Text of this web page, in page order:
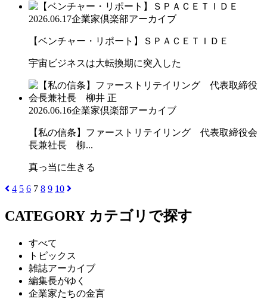
2026.06.17企業家倶楽部アーカイブ
【ベンチャー・リポート】ＳＰＡＣＥＴＩＤＥ
宇宙ビジネスは大転換期に突入した
2026.06.16企業家倶楽部アーカイブ
【私の信条】ファーストリテイリング 代表取締役会
長兼社長 柳...
真っ当に生きる
4 5 6 7 8 9 10
CATEGORY カテゴリで探す
すべて
トピックス
雑誌アーカイブ
編集長がゆく
企業家たちの金言